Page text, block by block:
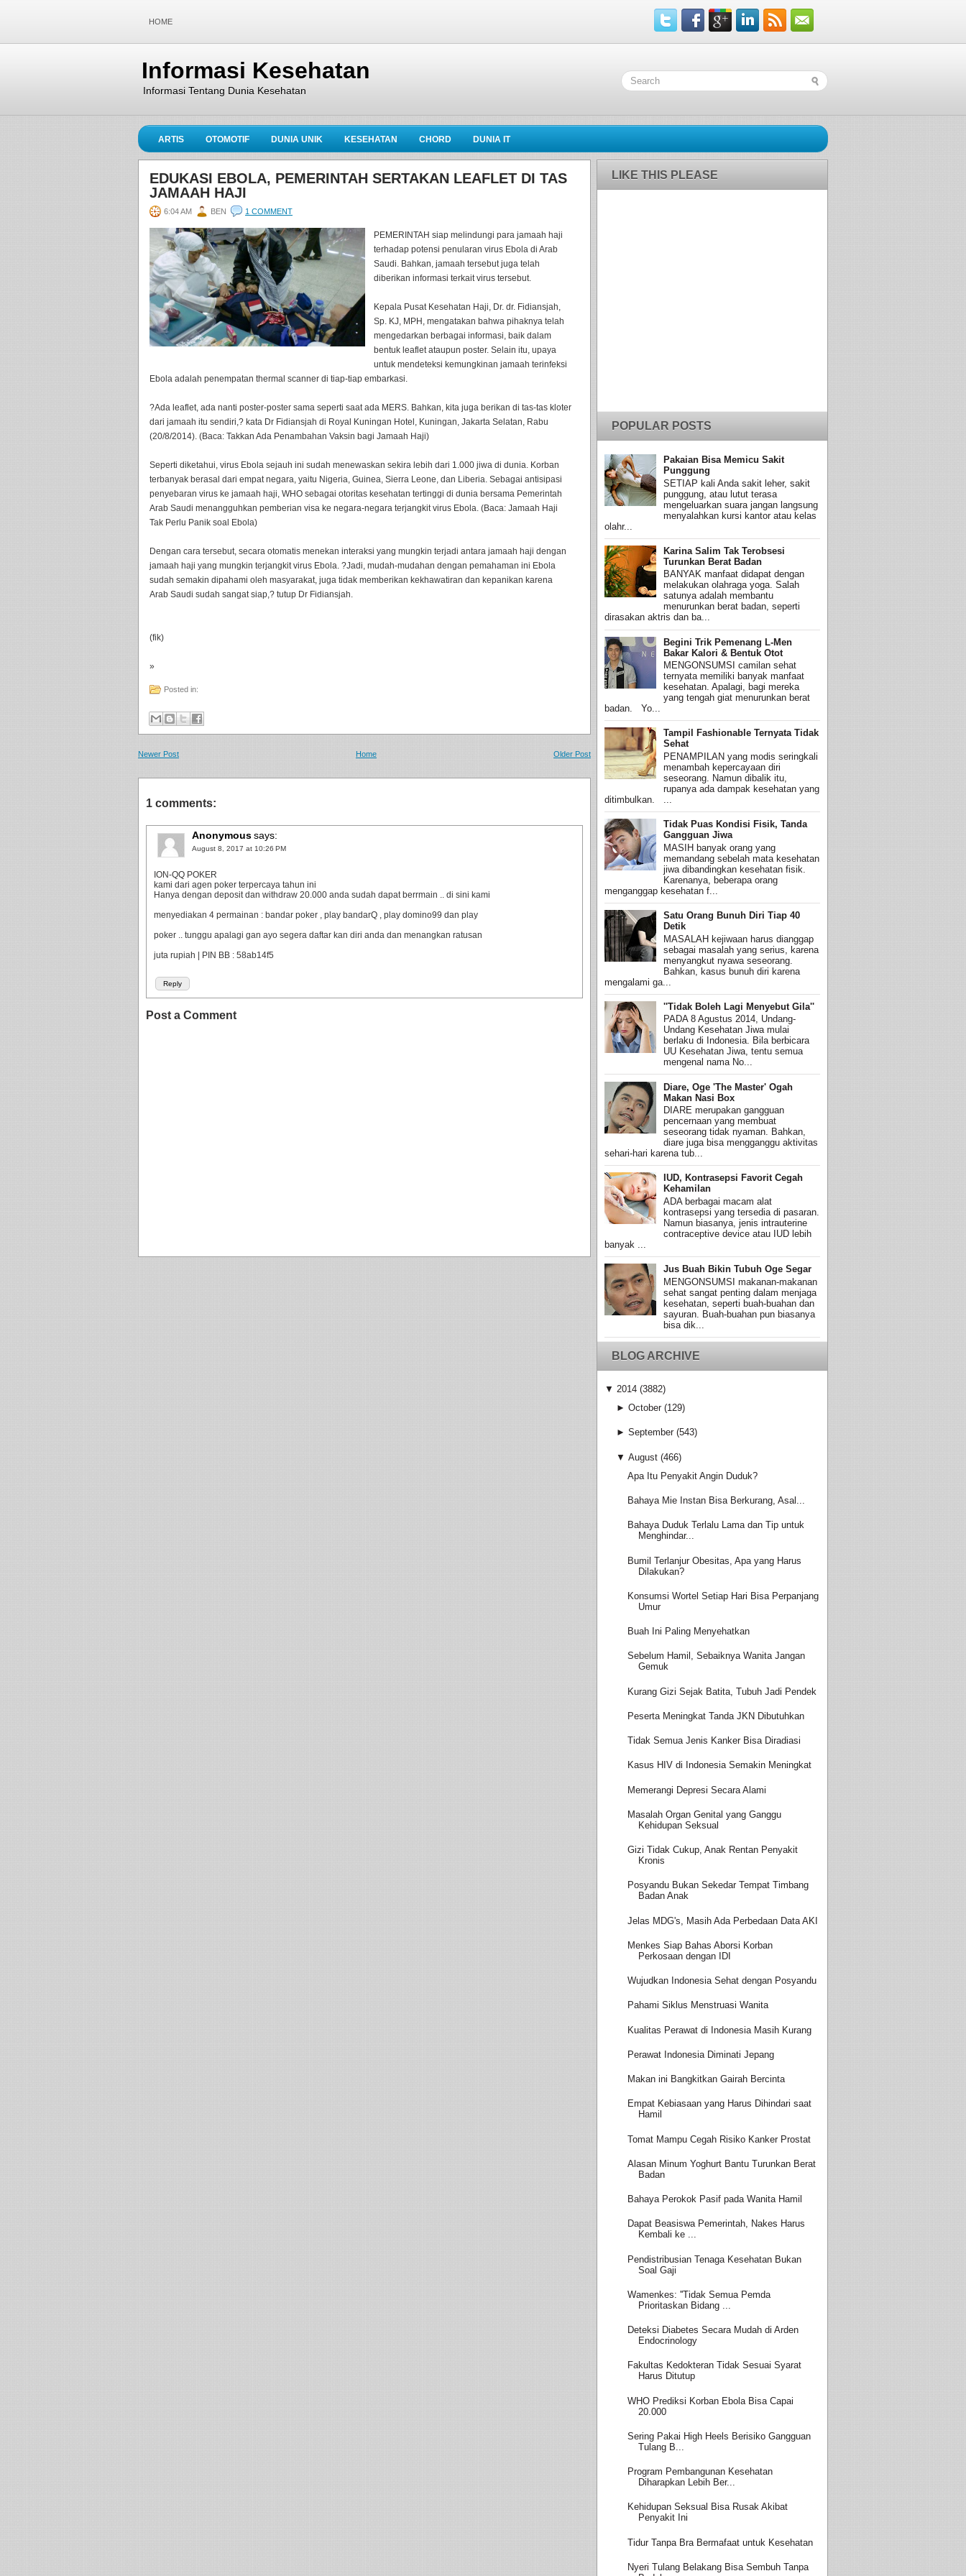
HOME
Informasi Kesehatan
Informasi Tentang Dunia Kesehatan
ARTIS OTOMOTIF DUNIA UNIK KESEHATAN CHORD DUNIA IT
EDUKASI EBOLA, PEMERINTAH SERTAKAN LEAFLET DI TAS
JAMAAH HAJI
6:04 AM BEN 1 COMMENT
PEMERINTAH siap melindungi para jamaah haji
terhadap potensi penularan virus Ebola di Arab
Saudi. Bahkan, jamaah tersebut juga telah
diberikan informasi terkait virus tersebut.
Kepala Pusat Kesehatan Haji, Dr. dr. Fidiansjah,
Sp. KJ, MPH, mengatakan bahwa pihaknya telah
mengedarkan berbagai informasi, baik dalam
bentuk leaflet ataupun poster. Selain itu, upaya
untuk mendeteksi kemungkinan jamaah terinfeksi
Ebola adalah penempatan thermal scanner di tiap-tiap embarkasi.
?Ada leaflet, ada nanti poster-poster sama seperti saat ada MERS. Bahkan, kita juga berikan di tas-tas kloter
dari jamaah itu sendiri,? kata Dr Fidiansjah di Royal Kuningan Hotel, Kuningan, Jakarta Selatan, Rabu
(20/8/2014). (Baca: Takkan Ada Penambahan Vaksin bagi Jamaah Haji)
Seperti diketahui, virus Ebola sejauh ini sudah menewaskan sekira lebih dari 1.000 jiwa di dunia. Korban
terbanyak berasal dari empat negara, yaitu Nigeria, Guinea, Sierra Leone, dan Liberia. Sebagai antisipasi
penyebaran virus ke jamaah haji, WHO sebagai otoritas kesehatan tertinggi di dunia bersama Pemerintah
Arab Saudi menangguhkan pemberian visa ke negara-negara terjangkit virus Ebola. (Baca: Jamaah Haji
Tak Perlu Panik soal Ebola)
Dengan cara tersebut, secara otomatis menekan interaksi yang mungkin terjadi antara jamaah haji dengan
jamaah haji yang mungkin terjangkit virus Ebola. ?Jadi, mudah-mudahan dengan pemahaman ini Ebola
sudah semakin dipahami oleh masyarakat, juga tidak memberikan kekhawatiran dan kepanikan karena
Arab Saudi sudah sangat siap,? tutup Dr Fidiansjah.
(fik)
»
Posted in:
Newer Post Older Post
Home
1 comments:
Anonymoussays:
August 8, 2017 at 10:26 PM
Reply
ION-QQ POKER
kami dari agen poker terpercaya tahun ini
Hanya dengan deposit dan withdraw 20.000 anda sudah dapat berrmain .. di sini kami
menyediakan 4 permainan : bandar poker , play bandarQ , play domino99 dan play
poker .. tunggu apalagi gan ayo segera daftar kan diri anda dan menangkan ratusan
juta rupiah | PIN BB : 58ab14f5
Post a Comment
LIKE THIS PLEASE
POPULAR POSTS
Pakaian Bisa Memicu Sakit
Punggung
SETIAP kali Anda sakit leher, sakit
punggung, atau lutut terasa
mengeluarkan suara jangan langsung
menyalahkan kursi kantor atau kelas
olahr...
Karina Salim Tak Terobsesi
Turunkan Berat Badan
BANYAK manfaat didapat dengan
melakukan olahraga yoga. Salah
satunya adalah membantu
menurunkan berat badan, seperti
dirasakan aktris dan ba...
Begini Trik Pemenang L-Men
Bakar Kalori & Bentuk Otot
MENGONSUMSI camilan sehat
ternyata memiliki banyak manfaat
kesehatan. Apalagi, bagi mereka
yang tengah giat menurunkan berat
badan. Yo...
Tampil Fashionable Ternyata Tidak
Sehat
PENAMPILAN yang modis seringkali
menambah kepercayaan diri
seseorang. Namun dibalik itu,
rupanya ada dampak kesehatan yang
ditimbulkan. ...
Tidak Puas Kondisi Fisik, Tanda
Gangguan Jiwa
MASIH banyak orang yang
memandang sebelah mata kesehatan
jiwa dibandingkan kesehatan fisik.
Karenanya, beberapa orang
menganggap kesehatan f...
Satu Orang Bunuh Diri Tiap 40
Detik
MASALAH kejiwaan harus dianggap
sebagai masalah yang serius, karena
menyangkut nyawa seseorang.
Bahkan, kasus bunuh diri karena
mengalami ga...
''Tidak Boleh Lagi Menyebut Gila''
PADA 8 Agustus 2014, Undang-
Undang Kesehatan Jiwa mulai
berlaku di Indonesia. Bila berbicara
UU Kesehatan Jiwa, tentu semua
mengenal nama No...
Diare, Oge 'The Master' Ogah
Makan Nasi Box
DIARE merupakan gangguan
pencernaan yang membuat
seseorang tidak nyaman. Bahkan,
diare juga bisa mengganggu aktivitas
sehari-hari karena tub...
IUD, Kontrasepsi Favorit Cegah
Kehamilan
ADA berbagai macam alat
kontrasepsi yang tersedia di pasaran.
Namun biasanya, jenis intrauterine
contraceptive device atau IUD lebih
banyak ...
Jus Buah Bikin Tubuh Oge Segar
MENGONSUMSI makanan-makanan
sehat sangat penting dalam menjaga
kesehatan, seperti buah-buahan dan
sayuran. Buah-buahan pun biasanya
bisa dik...
BLOG ARCHIVE
▼ 2014 (3882)
► October (129)
► September (543)
▼ August (466)
Apa Itu Penyakit Angin Duduk?
Bahaya Mie Instan Bisa Berkurang, Asal...
Bahaya Duduk Terlalu Lama dan Tip untuk
Menghindar...
Bumil Terlanjur Obesitas, Apa yang Harus
Dilakukan?
Konsumsi Wortel Setiap Hari Bisa Perpanjang
Umur
Buah Ini Paling Menyehatkan
Sebelum Hamil, Sebaiknya Wanita Jangan
Gemuk
Kurang Gizi Sejak Batita, Tubuh Jadi Pendek
Peserta Meningkat Tanda JKN Dibutuhkan
Tidak Semua Jenis Kanker Bisa Diradiasi
Kasus HIV di Indonesia Semakin Meningkat
Memerangi Depresi Secara Alami
Masalah Organ Genital yang Ganggu
Kehidupan Seksual
Gizi Tidak Cukup, Anak Rentan Penyakit
Kronis
Posyandu Bukan Sekedar Tempat Timbang
Badan Anak
Jelas MDG's, Masih Ada Perbedaan Data AKI
Menkes Siap Bahas Aborsi Korban
Perkosaan dengan IDI
Wujudkan Indonesia Sehat dengan Posyandu
Pahami Siklus Menstruasi Wanita
Kualitas Perawat di Indonesia Masih Kurang
Perawat Indonesia Diminati Jepang
Makan ini Bangkitkan Gairah Bercinta
Empat Kebiasaan yang Harus Dihindari saat
Hamil
Tomat Mampu Cegah Risiko Kanker Prostat
Alasan Minum Yoghurt Bantu Turunkan Berat
Badan
Bahaya Perokok Pasif pada Wanita Hamil
Dapat Beasiswa Pemerintah, Nakes Harus
Kembali ke ...
Pendistribusian Tenaga Kesehatan Bukan
Soal Gaji
Wamenkes: ''Tidak Semua Pemda
Prioritaskan Bidang ...
Deteksi Diabetes Secara Mudah di Arden
Endocrinology
Fakultas Kedokteran Tidak Sesuai Syarat
Harus Ditutup
WHO Prediksi Korban Ebola Bisa Capai
20.000
Sering Pakai High Heels Berisiko Gangguan
Tulang B...
Program Pembangunan Kesehatan
Diharapkan Lebih Ber...
Kehidupan Seksual Bisa Rusak Akibat
Penyakit Ini
Tidur Tanpa Bra Bermafaat untuk Kesehatan
Nyeri Tulang Belakang Bisa Sembuh Tanpa